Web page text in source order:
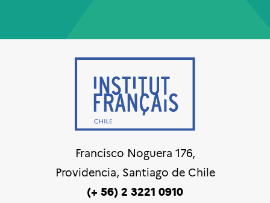
Francisco Noguera 176,
Providencia, Santiago de Chile
(+ 56) 2 3221 0910